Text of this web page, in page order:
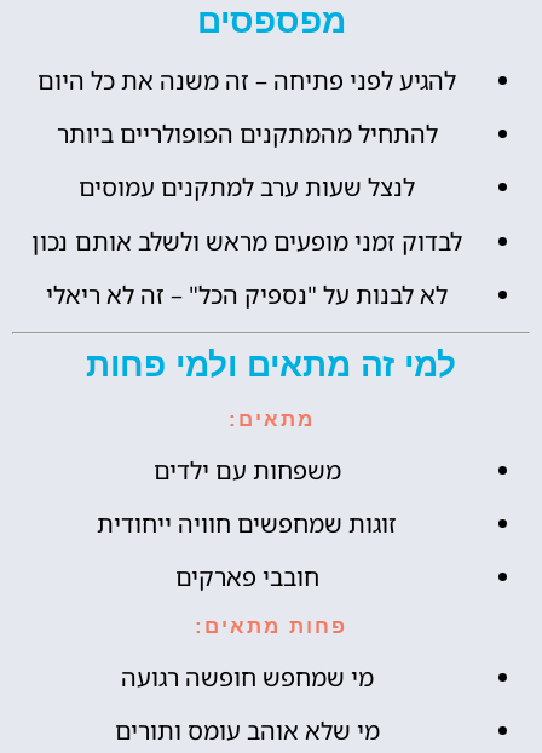
מפספסים
להגיע לפני פתיחה – זה משנה את כל היום
להתחיל מהמתקנים הפופולריים ביותר
לנצל שעות ערב למתקנים עמוסים
לבדוק זמני מופעים מראש ולשלב אותם נכון
לא לבנות על "נספיק הכל" – זה לא ריאלי
למי זה מתאים ולמי פחות
מתאים:
משפחות עם ילדים
זוגות שמחפשים חוויה ייחודית
חובבי פארקים
פחות מתאים:
מי שמחפש חופשה רגועה
מי שלא אוהב עומס ותורים